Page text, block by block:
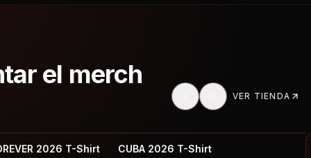
el merch
VER TIENDA
2026 T-Shirt
CUBA 2026 T-Shirt